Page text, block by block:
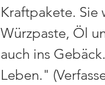
Kraftpakete. Sie
Würzpaste, Öl
auch ins
Leben."